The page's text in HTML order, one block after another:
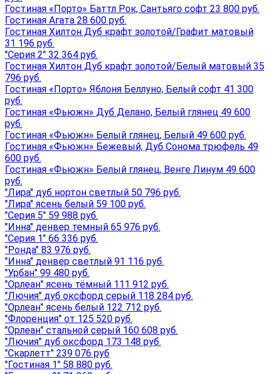
Гостиная «Порто» Баттл Рок, Сантьяго софт 23 800 руб.
Гостиная Агата 28 600 руб.
Гостиная Хилтон Дуб крафт золотой/Графит матовый
31 196 руб.
"Серия 2" 32 364 руб.
Гостиная Хилтон Дуб крафт золотой/Белый матовый 35
796 руб.
Гостиная «Порто» Яблоня Беллуно, Белый софт 41 300
руб.
Гостиная «Фьюжн» Дуб Делано, Белый глянец 49 600
руб.
Гостиная «Фьюжн» Белый глянец, Белый 49 600 руб.
Гостиная «Фьюжн» Бежевый, Дуб Сонома трюфель 49
600 руб.
Гостиная «Фьюжн» Белый глянец, Венге Линум 49 600
руб.
"Лира" дуб нортон светлый 50 796 руб.
"Лира" ясень белый 59 100 руб.
"Серия 5" 59 988 руб.
"Инна" денвер темный 65 976 руб.
"Серия 1" 66 336 руб.
"Ронда" 83 976 руб.
"Инна" денвер светлый 91 116 руб.
"Урбан" 99 480 руб.
"Орлеан" ясень тёмный 111 912 руб.
"Лючия" дуб оксфорд серый 118 284 руб.
"Орлеан" ясень белый 122 712 руб.
"Флоренция" от 125 520 руб.
"Орлеан" стальной серый 160 608 руб.
"Лючия" дуб оксфорд 173 148 руб.
"Скарлетт" 239 076 руб
"Гостиная 1" 58 880 руб.